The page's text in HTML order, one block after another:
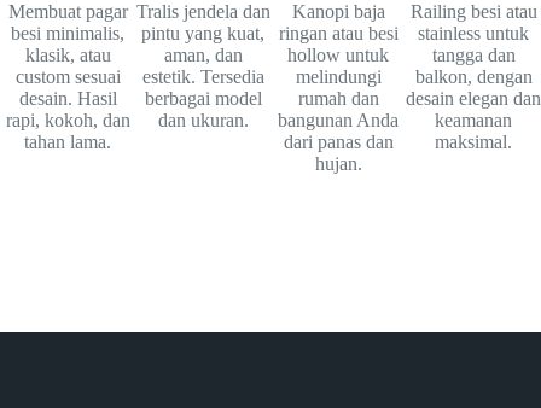
Membuat pagar
besi minimalis,
klasik, atau
custom sesuai
desain. Hasil
rapi, kokoh, dan
tahan lama.
Tralis jendela dan
pintu yang kuat,
aman, dan
estetik. Tersedia
berbagai model
dan ukuran.
Kanopi baja
ringan atau besi
hollow untuk
melindungi
rumah dan
bangunan Anda
dari panas dan
hujan.
Railing besi atau
stainless untuk
tangga dan
balkon, dengan
desain elegan dan
keamanan
maksimal.